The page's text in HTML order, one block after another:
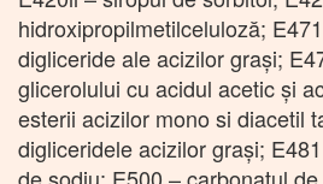
hidroxipropilmetilceluloză;
digliceride ale acizilor grași;
glicerolului cu acidul acetic și
esterii acizilor mono si diacetil
digliceridele acizilor grași;